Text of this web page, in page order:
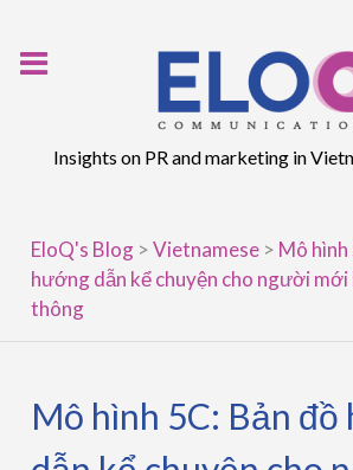
Insights on PR and marketing in
EloQ's Blog >Vietnamese > Mô hình
hướng dẫn kể chuyện cho người
thông
Mô hình 5C: Bản